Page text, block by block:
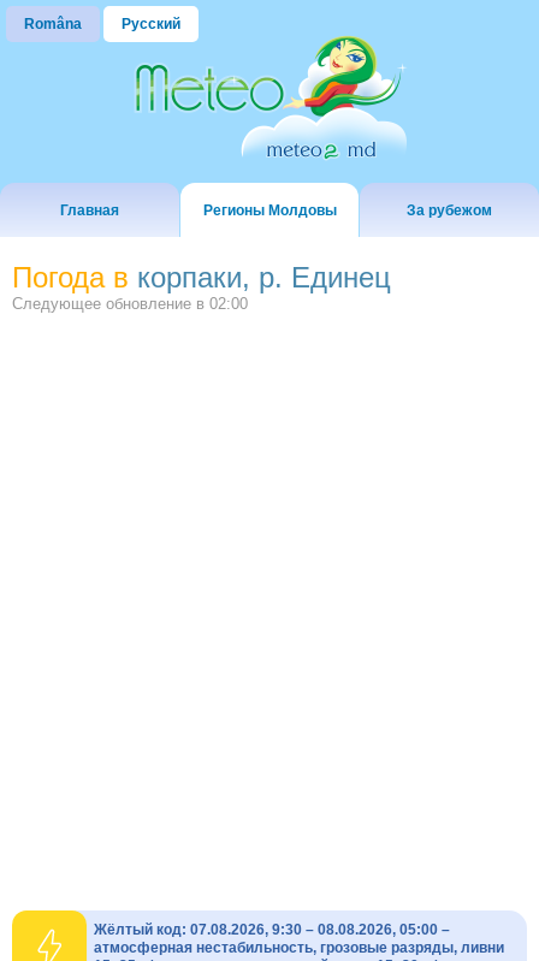
Româna Русский
Главная Регионы Молдовы За рубежом
Погода в корпаки, р. Единец
Следующее обновление в 02:00
Жёлтый код: 07.08.2026, 9:30 – 08.08.2026, 05:00 –
атмосферная нестабильность, грозовые разряды, ливни